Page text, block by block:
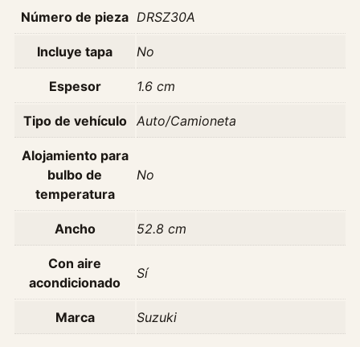
Número de pieza DRSZ30A
Incluye tapa No
Espesor 1.6 cm
Tipo de vehículo Auto/Camioneta
Alojamiento para
bulbo de
temperatura
No
Ancho 52.8 cm
Con aire
acondicionado
Sí
Marca Suzuki